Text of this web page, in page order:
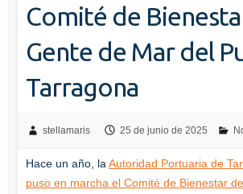
Comité de
Gente de Mar del
Tarragona
stellamaris 25 de junio de 2025
Hace un año, la Autoridad Portuaria de
puso en marcha el Comité de Bienestar